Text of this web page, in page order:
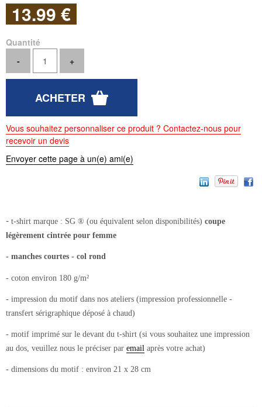
13.99 €
Quantité
Vous souhaitez personnaliser ce produit ? Contactez-nous pour
recevoir un devis
Envoyer cette page à un(e) ami(e)
- t-shirt marque : SG ® (ou équivalent selon disponibilités) coupe
légèrement cintrée pour femme
- manches courtes - col rond
- coton environ 180 g/m²
- impression du motif dans nos ateliers (impression professionnelle -
transfert sérigraphique déposé à chaud)
- motif imprimé sur le devant du t-shirt (si vous souhaitez une impression
au dos, veuillez nous le préciser par email après votre achat)
- dimensions du motif : environ 21 x 28 cm